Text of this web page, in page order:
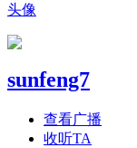
头像
sunfeng7
查看广播
收听TA